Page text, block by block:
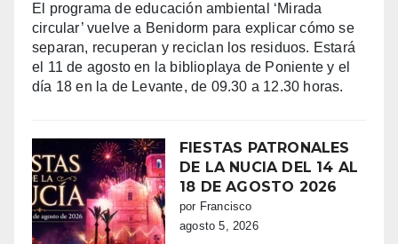
El programa de educación ambiental ‘Mirada
circular’ vuelve a Benidorm para explicar cómo se
separan, recuperan y reciclan los residuos. Estará
el 11 de agosto en la biblioplaya de Poniente y el
día 18 en la de Levante, de 09.30 a 12.30 horas.
FIESTAS PATRONALES
DE LA NUCIA DEL 14 AL
18 DE AGOSTO 2026
por Francisco
agosto 5, 2026